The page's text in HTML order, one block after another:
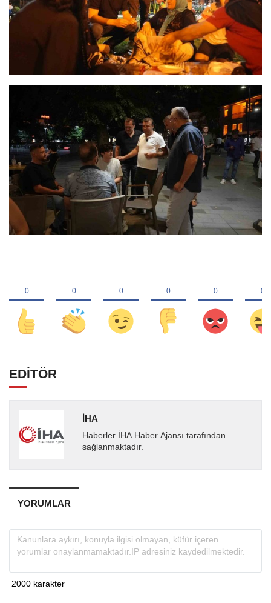
EDİTÖR
İHA
Haberler İHA Haber Ajansı tarafından
sağlanmaktadır.
YORUMLAR